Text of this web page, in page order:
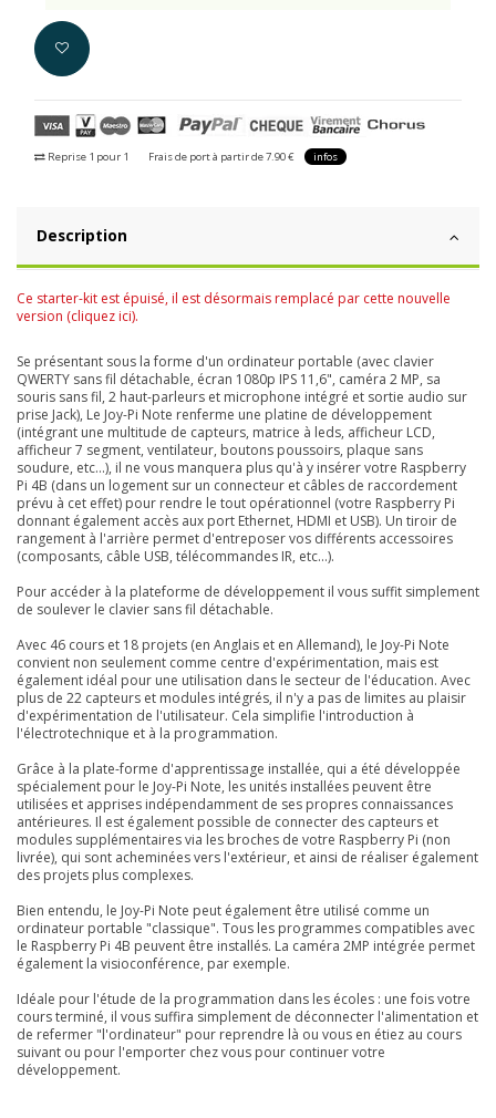
Reprise 1 pour 1 Frais de port à partir de 7.90 € infos
Description
Ce starter-kit est épuisé, il est désormais remplacé par cette nouvelle
version (cliquez ici).
Se présentant sous la forme d'un ordinateur portable (avec clavier
QWERTY sans fil détachable, écran 1080p IPS 11,6", caméra 2 MP, sa
souris sans fil, 2 haut-parleurs et microphone intégré et sortie audio sur
prise Jack), Le Joy-Pi Note renferme une platine de développement
(intégrant une multitude de capteurs, matrice à leds, afficheur LCD,
afficheur 7 segment, ventilateur, boutons poussoirs, plaque sans
soudure, etc...), il ne vous manquera plus qu'à y insérer votre Raspberry
Pi 4B (dans un logement sur un connecteur et câbles de raccordement
prévu à cet effet) pour rendre le tout opérationnel (votre Raspberry Pi
donnant également accès aux port Ethernet, HDMI et USB). Un tiroir de
rangement à l'arrière permet d'entreposer vos différents accessoires
(composants, câble USB, télécommandes IR, etc...).
Pour accéder à la plateforme de développement il vous suffit simplement
de soulever le clavier sans fil détachable.
Avec 46 cours et 18 projets (en Anglais et en Allemand), le Joy-Pi Note
convient non seulement comme centre d'expérimentation, mais est
également idéal pour une utilisation dans le secteur de l'éducation. Avec
plus de 22 capteurs et modules intégrés, il n'y a pas de limites au plaisir
d'expérimentation de l'utilisateur. Cela simplifie l'introduction à
l'électrotechnique et à la programmation.
Grâce à la plate-forme d'apprentissage installée, qui a été développée
spécialement pour le Joy-Pi Note, les unités installées peuvent être
utilisées et apprises indépendamment de ses propres connaissances
antérieures. Il est également possible de connecter des capteurs et
modules supplémentaires via les broches de votre Raspberry Pi (non
livrée), qui sont acheminées vers l'extérieur, et ainsi de réaliser également
des projets plus complexes.
Bien entendu, le Joy-Pi Note peut également être utilisé comme un
ordinateur portable "classique". Tous les programmes compatibles avec
le Raspberry Pi 4B peuvent être installés. La caméra 2MP intégrée permet
également la visioconférence, par exemple.
Idéale pour l'étude de la programmation dans les écoles : une fois votre
cours terminé, il vous suffira simplement de déconnecter l'alimentation et
de refermer "l'ordinateur" pour reprendre là ou vous en étiez au cours
suivant ou pour l'emporter chez vous pour continuer votre
développement.